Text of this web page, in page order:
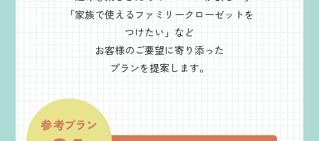
「家族で使えるファミリークローゼットを
つけたい」など
お客様のご要望に寄り添った
プランを提案します。